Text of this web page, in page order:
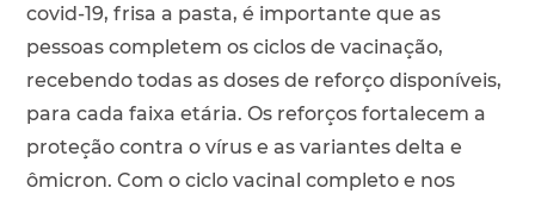
covid-19, frisa a pasta, é importante que as
pessoas completem os ciclos de vacinação,
recebendo todas as doses de reforço disponíveis,
para cada faixa etária. Os reforços fortalecem a
proteção contra o vírus e as variantes delta e
ômicron. Com o ciclo vacinal completo e nos